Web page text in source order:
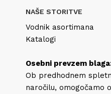
NAŠE STORITVE
Vodnik asortimana
Katalogi
Osebni prevzem
Ob predhodnem
naročilu, omogočamo